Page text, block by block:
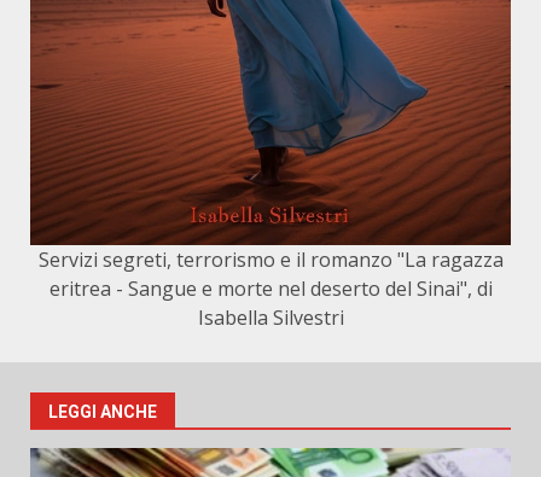
Servizi segreti, terrorismo e il romanzo "La ragazza
eritrea - Sangue e morte nel deserto del Sinai", di
Isabella Silvestri
LEGGI ANCHE